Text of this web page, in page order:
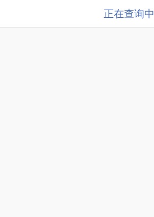
正在查询中